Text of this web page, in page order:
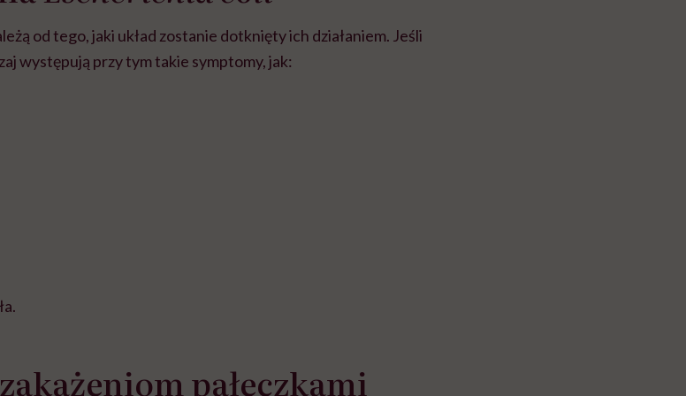
od tego, jaki układ zostanie dotknięty ich działaniem. Jeśli
występują przy tym takie symptomy, jak:
pałeczkami